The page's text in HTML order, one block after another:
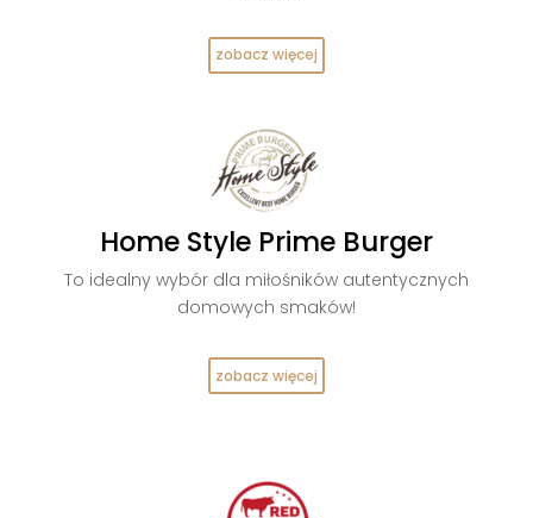
zobacz więcej
Home Style Prime Burger
To idealny wybór dla miłośników autentycznych
domowych smaków!
zobacz więcej